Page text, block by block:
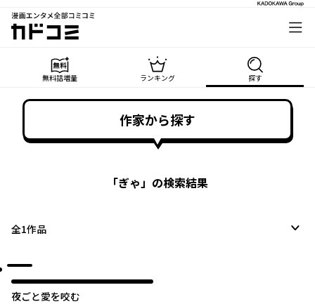
漫画エンタメ全部コミコミ
カドコミ
無料話増量 ランキング 探す
作家から探す
「ぎゃ」の検索結果
全1作品
夜ごと愛を咬む